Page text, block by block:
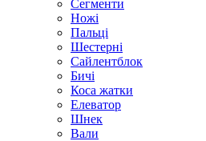
Сегменти
Ножі
Пальці
Шестерні
Сайлентблок
Бичі
Коса жатки
Елеватор
Шнек
Вали